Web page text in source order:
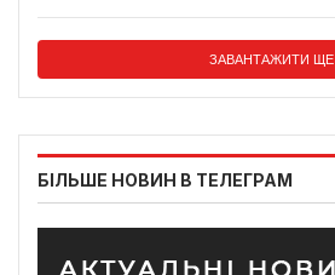
ЗАВАНТАЖИТИ ЩЕ
БІЛЬШЕ НОВИН В ТЕЛЕГРАМ